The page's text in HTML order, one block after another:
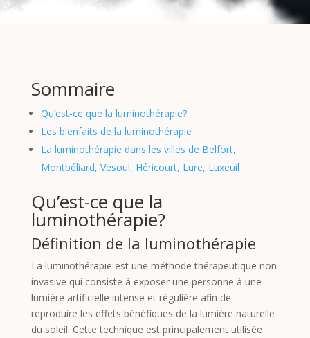
Sommaire
Qu’est-ce que la luminothérapie?
Les bienfaits de la luminothérapie
La luminothérapie dans les villes de Belfort,
Montbéliard, Vesoul, Héricourt, Lure, Luxeuil
Qu’est-ce que la
luminothérapie?
Définition de la luminothérapie
La luminothérapie est une méthode thérapeutique non
invasive qui consiste à exposer une personne à une
lumière artificielle intense et régulière afin de
reproduire les effets bénéfiques de la lumière naturelle
du soleil. Cette technique est principalement utilisée